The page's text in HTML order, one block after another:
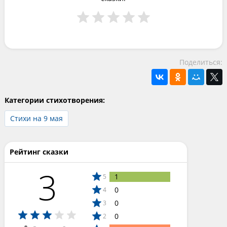
Поделиться:
Категории стихотворения:
Стихи на 9 мая
Рейтинг сказки
3 5 1
4 0
3 0
2 0